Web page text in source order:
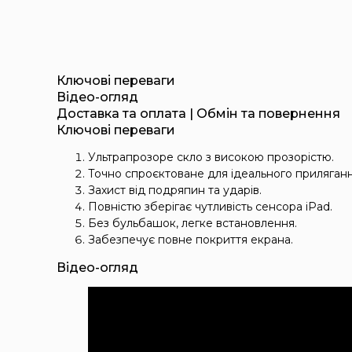
Ключові переваги
Відео-огляд
Доставка та оплата | Обмін та повернення
Ключові переваги
Ультрапрозоре скло з високою прозорістю.
Точно спроєктоване для ідеального
Захист від подряпин та ударів.
Повністю зберігає чутливість сенсора iPad.
Без бульбашок, легке встановлення.
Забезпечує повне покриття екрана.
Відео-огляд